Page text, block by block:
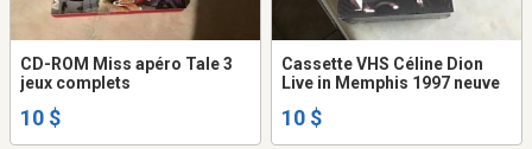
CD-ROM Miss apéro Tale 3
jeux complets
10 $
Cassette VHS Céline Dion
Live in Memphis 1997 neuve
10 $